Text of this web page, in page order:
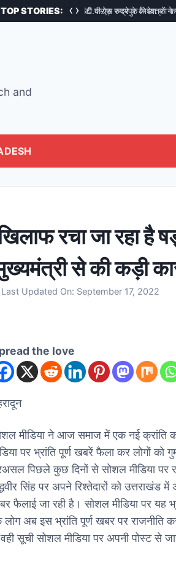
TOP STORIES:
अब तक हुआ 54550 करोड़ रुपये के निवेश का करार
डी.पी.एस रुद्रपुर के छात्रों ने सीए
‹›
and
रचा जा रहा है
से की कड़ी
Last Updated On: September 17, 2022
the love
मीडिया ने आज समाज में एक नई क्रांति
पर भ्रांति पूर्ण खबरें फैला कर लोगों को
पिछले कुछ दिनों से सोशल मीडिया पर
सिंह पर अपने रिश्तेदारों को उत्तराखंड
फैलाई जा रही है। सोशल मीडिया पर यह
लोग अब इस भ्रांति पूर्ण खबर पर राजनीति
सूची सोशल मीडिया पर अपनी पोस्ट से